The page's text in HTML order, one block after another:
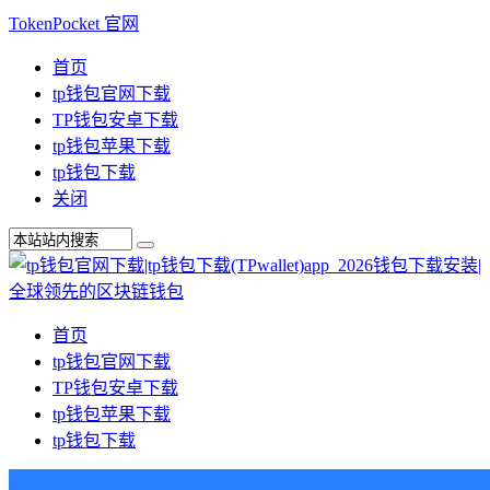
TokenPocket 官网
首页
tp钱包官网下载
TP钱包安卓下载
tp钱包苹果下载
tp钱包下载
关闭
首页
tp钱包官网下载
TP钱包安卓下载
tp钱包苹果下载
tp钱包下载